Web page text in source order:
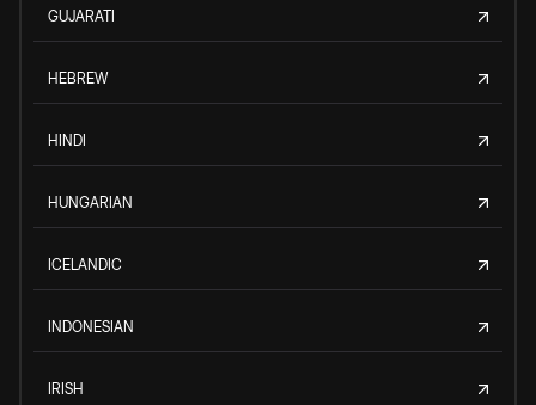
GUJARATI
HEBREW
HINDI
HUNGARIAN
ICELANDIC
INDONESIAN
IRISH